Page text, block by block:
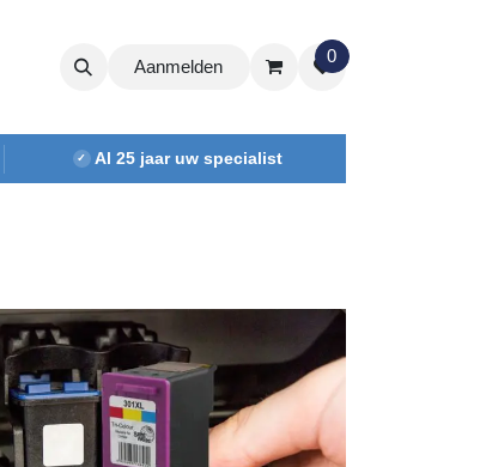
Aanmelden
0
✓ Al 25 jaar uw specialist